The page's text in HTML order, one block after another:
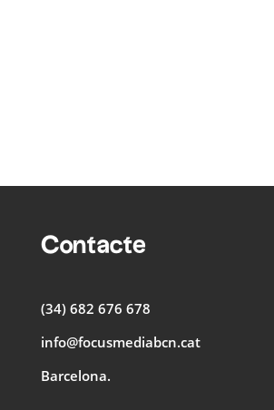
Contacte
(34) 682 676 678
info@focusmediabcn.cat
Barcelona.